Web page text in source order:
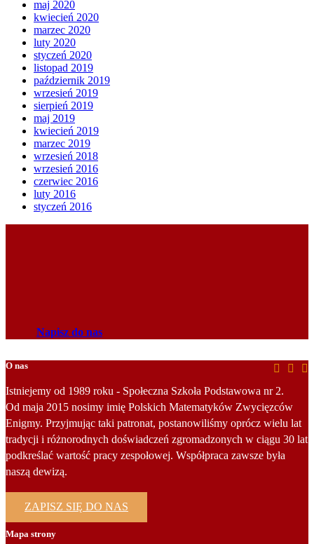
maj 2020
kwiecień 2020
marzec 2020
luty 2020
styczeń 2020
listopad 2019
październik 2019
wrzesień 2019
sierpień 2019
maj 2019
kwiecień 2019
marzec 2019
wrzesień 2018
wrzesień 2016
czerwiec 2016
luty 2016
styczeń 2016
Napisz do nas
O nas
Istniejemy od 1989 roku - Społeczna Szkoła Podstawowa nr 2.
Od maja 2015 nosimy imię Polskich Matematyków Zwycięzców
Enigmy. Przyjmując taki patronat, postanowiliśmy oprócz wielu lat
tradycji i różnorodnych doświadczeń zgromadzonych w ciągu 30 lat
podkreślać wartość pracy zespołowej. Współpraca zawsze była
naszą dewizą.
ZAPISZ SIĘ DO NAS
Mapa strony